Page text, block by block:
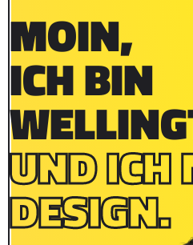
MOIN,
ICH BIN
UND ICH
DESIGN.